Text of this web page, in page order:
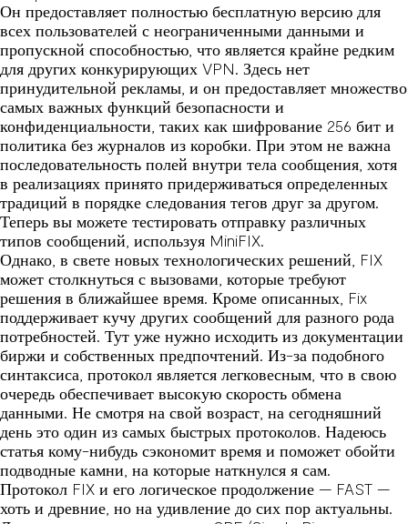
Он предоставляет полностью бесплатную версию для
всех пользователей с неограниченными данными и
пропускной способностью, что является крайне редким
для других конкурирующих VPN. Здесь нет
принудительной рекламы, и он предоставляет множество
самых важных функций безопасности и
конфиденциальности, таких как шифрование 256 бит и
политика без журналов из коробки. При этом не важна
последовательность полей внутри тела сообщения, хотя
в реализациях принято придерживаться определенных
традиций в порядке следования тегов друг за другом.
Теперь вы можете тестировать отправку различных
типов сообщений, используя MiniFIX.
Однако, в свете новых технологических решений, FIX
может столкнуться с вызовами, которые требуют
решения в ближайшее время. Кроме описанных, Fix
поддерживает кучу других сообщений для разного рода
потребностей. Тут уже нужно исходить из документации
биржи и собственных предпочтений. Из-за подобного
синтаксиса, протокол является легковесным, что в свою
очередь обеспечивает высокую скорость обмена
данными. Не смотря на свой возраст, на сегодняшний
день это один из самых быстрых протоколов. Надеюсь
статья кому-нибудь сэкономит время и поможет обойти
подводные камни, на которые наткнулся я сам.
Протокол FIX и его логическое продолжение — FAST —
хоть и древние, но на удивление до сих пор актуальны.